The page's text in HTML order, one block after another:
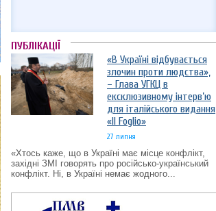
ПУБЛІКАЦІЇ
«В Україні відбувається
злочин проти людства»,
– Глава УГКЦ в
ексклюзивному інтерв’ю
для італійського видання
«Il Foglio»
27 липня
«Хтось каже, що в Україні має місце конфлікт,
західні ЗМІ говорять про російсько-український
конфлікт. Ні, в Україні немає жодного...